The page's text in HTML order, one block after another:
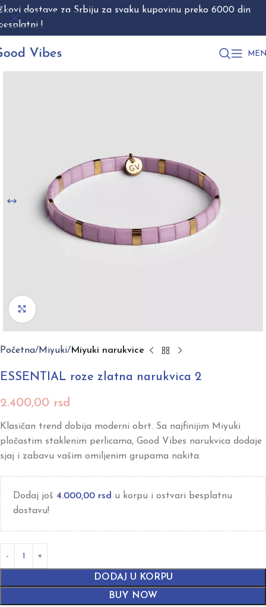
Skip to navigation
Skip to main content
Početna Miyuki Miyuki narukvice
ESSENTIAL roze zlatna narukvica 2
2.400,00 rsd
Klasičan trend dobija moderni obrt. Sa najfinijim Miyuki
pločastim staklenim perlicama, Good Vibes narukvica dodaje
sjaj i zabavu vašim omiljenim grupama nakita.
Dodaj još 4.000,00 rsd u korpu i ostvari besplatnu
dostavu!
DODAJ U KORPU
BUY NOW
dostave za Srbiju za svaku kupovinu preko 6000 din
!